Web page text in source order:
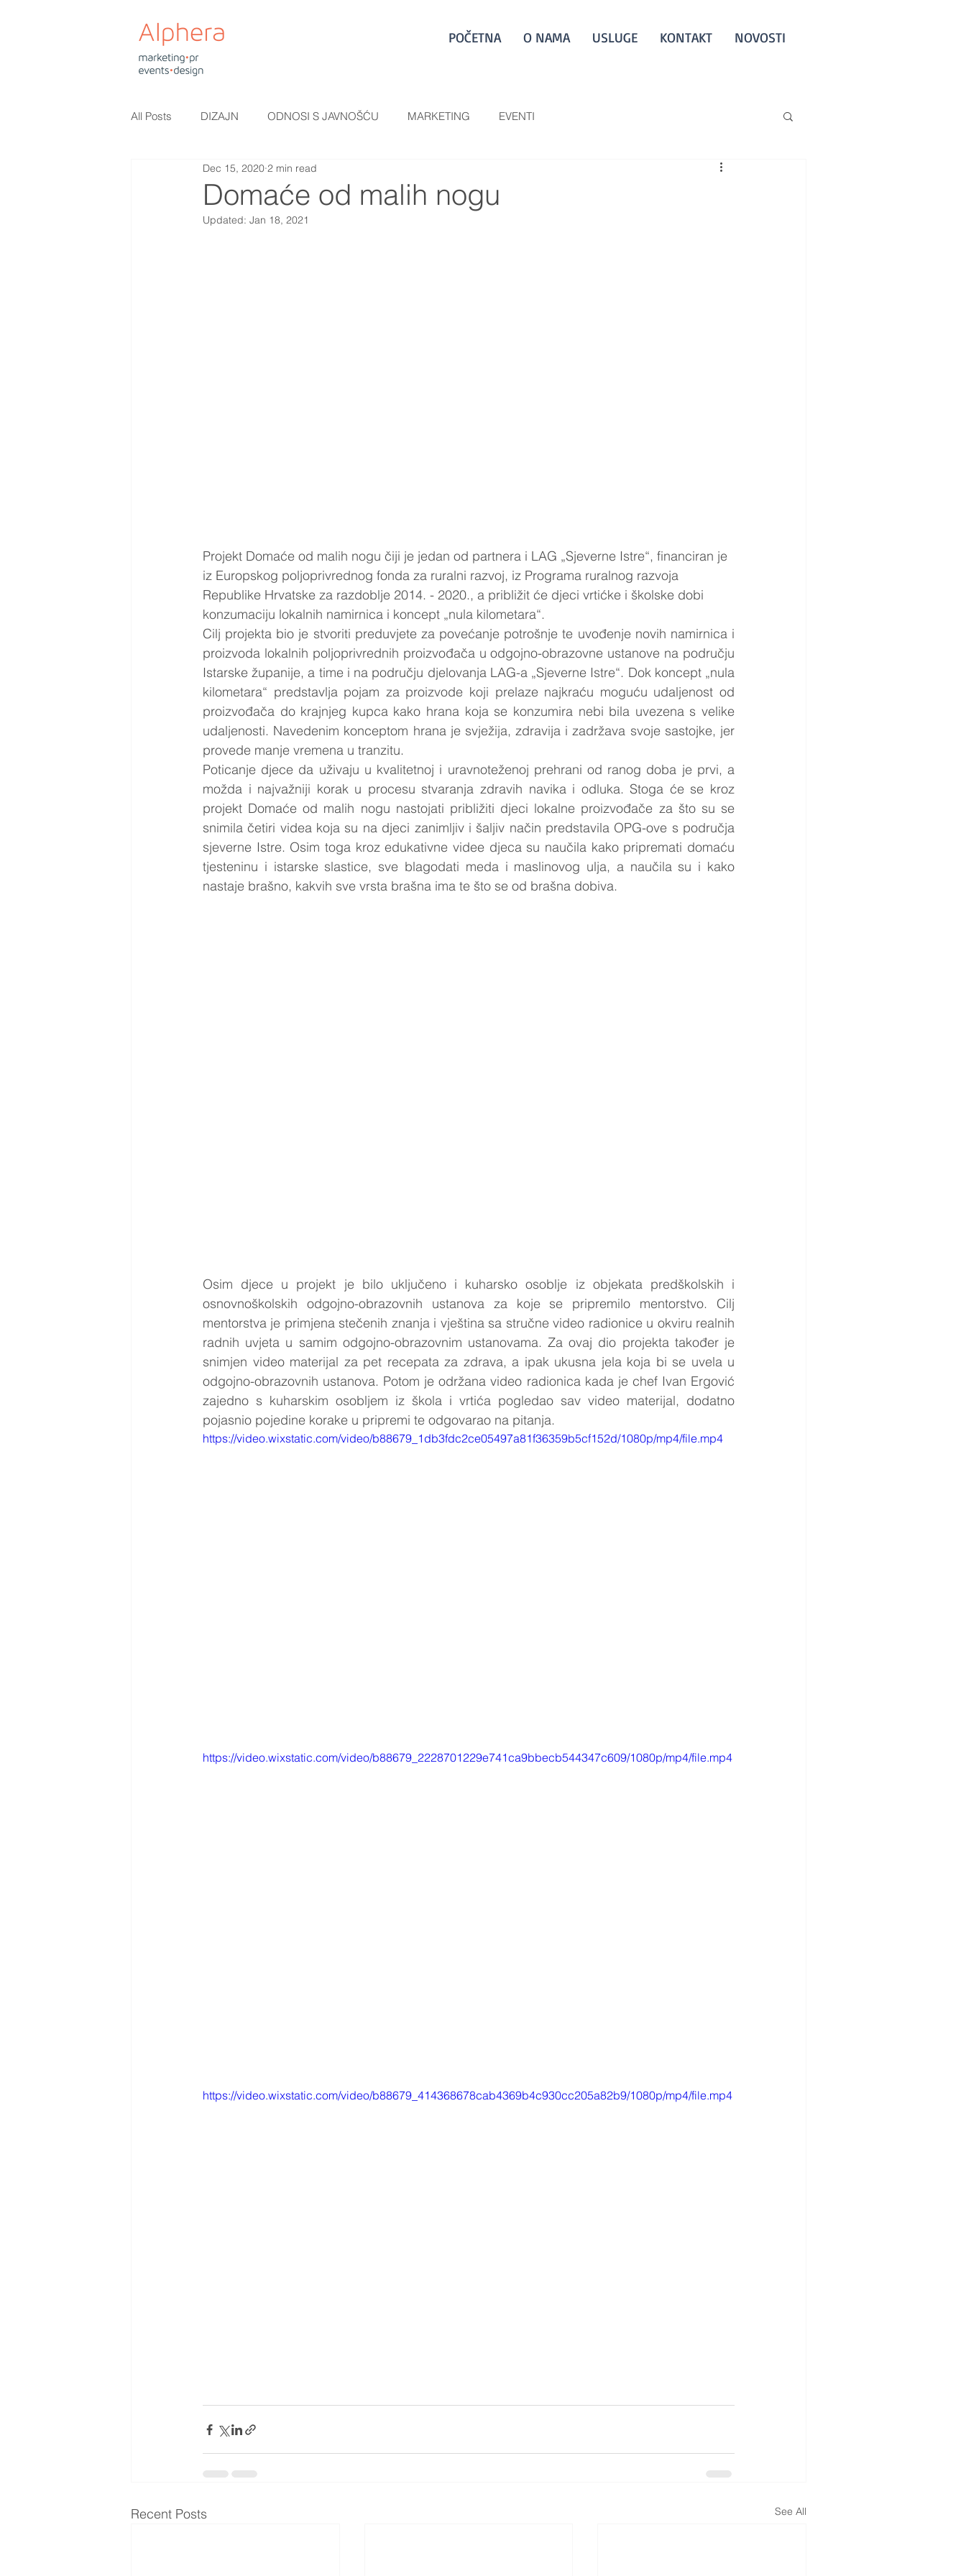
POČETNA O NAMA USLUGE KONTAKT NOVOSTI
All Posts DIZAJN ODNOSI S JAVNOŠĆU MARKETING EVENTI
Domaće od malih nogu
Dec 15, 2020 2 min read
Updated: Jan 18, 2021
Projekt Domaće od malih nogu čiji je jedan od partnera i LAG „Sjeverne Istre“, financiran je
iz Europskog poljoprivrednog fonda za ruralni razvoj, iz Programa ruralnog razvoja
Republike Hrvatske za razdoblje 2014. - 2020., a približit će djeci vrtićke i školske dobi
konzumaciju lokalnih namirnica i koncept „nula kilometara“.
Cilj projekta bio je stvoriti preduvjete za povećanje potrošnje te uvođenje novih namirnica i
proizvoda lokalnih poljoprivrednih proizvođača u odgojno-obrazovne ustanove na području
Istarske županije, a time i na području djelovanja LAG-a „Sjeverne Istre“. Dok koncept „nula
kilometara“ predstavlja pojam za proizvode koji prelaze najkraću moguću udaljenost od
proizvođača do krajnjeg kupca kako hrana koja se konzumira nebi bila uvezena s velike
udaljenosti. Navedenim konceptom hrana je svježija, zdravija i zadržava svoje sastojke, jer
provede manje vremena u tranzitu.
Poticanje djece da uživaju u kvalitetnoj i uravnoteženoj prehrani od ranog doba je prvi, a
možda i najvažniji korak u procesu stvaranja zdravih navika i odluka. Stoga će se kroz
projekt Domaće od malih nogu nastojati približiti djeci lokalne proizvođače za što su se
snimila četiri videa koja su na djeci zanimljiv i šaljiv način predstavila OPG-ove s područja
sjeverne Istre. Osim toga kroz edukativne videe djeca su naučila kako pripremati domaću
tjesteninu i istarske slastice, sve blagodati meda i maslinovog ulja, a naučila su i kako
nastaje brašno, kakvih sve vrsta brašna ima te što se od brašna dobiva.
Osim djece u projekt je bilo uključeno i kuharsko osoblje iz objekata predškolskih i
osnovnoškolskih odgojno-obrazovnih ustanova za koje se pripremilo mentorstvo. Cilj
mentorstva je primjena stečenih znanja i vještina sa stručne video radionice u okviru realnih
radnih uvjeta u samim odgojno-obrazovnim ustanovama. Za ovaj dio projekta također je
snimjen video materijal za pet recepata za zdrava, a ipak ukusna jela koja bi se uvela u
odgojno-obrazovnih ustanova. Potom je održana video radionica kada je chef Ivan Ergović
zajedno s kuharskim osobljem iz škola i vrtića pogledao sav video materijal, dodatno
pojasnio pojedine korake u pripremi te odgovarao na pitanja.
https://video.wixstatic.com/video/b88679_1db3fdc2ce05497a81f36359b5cf152d/1080p/mp4/file.mp4
https://video.wixstatic.com/video/b88679_2228701229e741ca9bbecb544347c609/1080p/mp4/file.mp4
https://video.wixstatic.com/video/b88679_414368678cab4369b4c930cc205a82b9/1080p/mp4/file.mp4
Recent Posts See All